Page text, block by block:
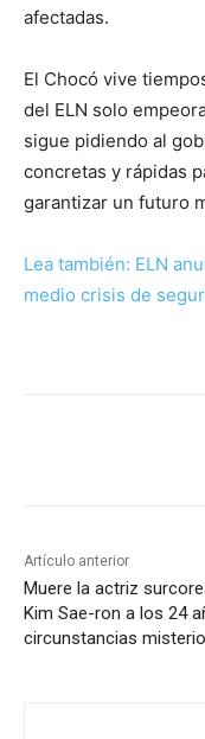
afectadas.
El Chocó vive
del ELN solo
sigue pidiendo al
concretas y rápidas
garantizar un futuro
Lea también: ELN
medio crisis de
Artículo anterior
Muere la actriz
Kim Sae-ron a los 24
circunstancias